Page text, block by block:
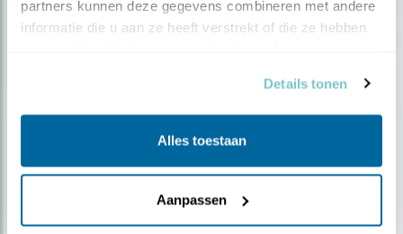
partners kunnen deze gegevens combineren met andere
informatie die u aan ze heeft verstrekt of die ze hebben
Details tonen
Alles toestaan
Aanpassen
Ontvang 5 x Vogels voor € 36,00 per jaar
Vogels is het tijdschrift voor onze leden, met